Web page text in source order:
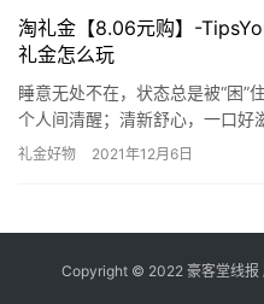
淘礼金【8.06元购】-
礼金怎么玩
睡意无处不在，状态总是被“困”
个人间清醒；清新舒心，一口好
困生”持续续航！小袋包装，差
礼金好物 2021年12月6日
Copyright © 2022 豪客堂线报